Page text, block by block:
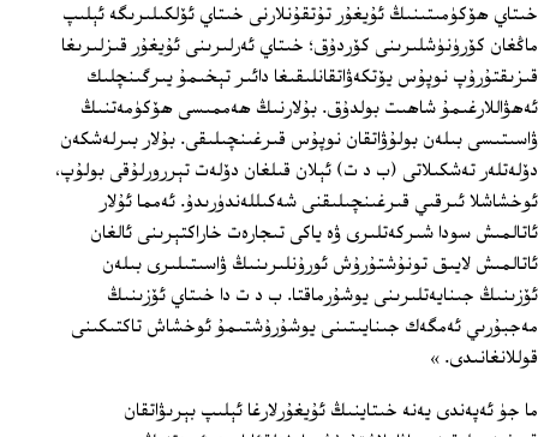
خىتاي ھۆكۈمىتىنىڭ ئۇيغۇر تۇتقۇنلارنى خىتاي ئۆلكىلىرىگە ئېلىپ
ماڭغان كۆرۈنۈشلىرىنى كۆردۇق؛ خىتاي ئەرلىرىنى ئۇيغۇر قىزلىرىغا
قىزىقتۇرۇپ نوپۇس يۆتكەۋاتقانلىقىغا دائىر تېخىمۇ يىرگىنچلىك
ئەھۋاللارغىمۇ شاھىت بولدۇق. بۇلارنىڭ ھەممىسى ھۆكۈمەتنىڭ
ۋاسىتىسى بىلەن بولۇۋاتقان نوپۇس قىرغىنچىلىقى. بۇلار بىرلەشكەن
دۆلەتلەر تەشكىلاتى (ب د ت) ئېلان قىلغان دۆلەت تېررورلۇقى بولۇپ،
ئوخشاشلا ئىرقىي قىرغىنچىلىقنى شەكىللەندۈرىدۇ. ئەمما ئۇلار
ئاتالمىش سودا شىركەتلىرى ۋە ياكى تىجارەت خاراكتېرىنى ئالغان
ئاتالمىش لايىق تونۇشتۇرۇش ئورۇنلىرىنىڭ ۋاسىتىلىرى بىلەن
ئۆزىنىڭ جىنايەتلىرىنى يوشۇرماقتا. ب د ت دا خىتاي ئۆزىنىڭ
مەجبۇرىي ئەمگەك جىنايىتىنى يوشۇرۇشتىمۇ ئوخشاش تاكتىكىنى
قوللانغانىدى. »
ما جۈ ئەپەندى يەنە خىتاينىڭ ئۇيغۇرلارغا ئېلىپ بېرىۋاتقان